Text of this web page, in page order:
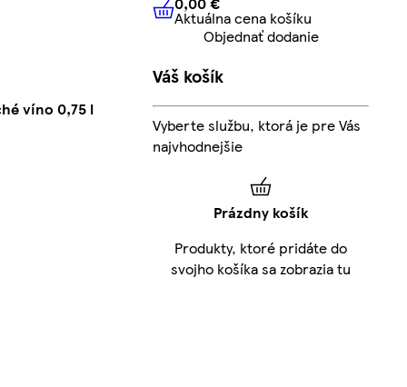
víno 0,75 l
0,00 € Aktuálna cena košíku
Aktuálna cena košíku
Objednať dodanie
Váš košík
Vyberte službu, ktorá je pre Vás
najvhodnejšie
Prázdny košík
Produkty, ktoré pridáte do
svojho košíka sa zobrazia tu